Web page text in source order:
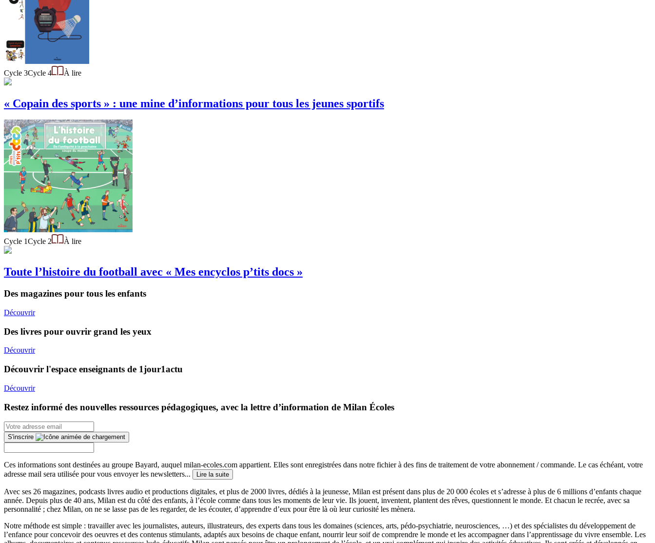
Cycle 3Cycle 4 À lire
« Copain des sports » : une mine d’informations pour tous les jeunes sportifs
Cycle 1Cycle 2 À lire
Toute l’histoire du football avec « Mes encyclos p’tits docs »
Des magazines pour tous les enfants
Découvrir
Des livres pour ouvrir grand les yeux
Découvrir
Découvrir l'espace enseignants de 1jour1actu
Découvrir
Restez informé des nouvelles ressources pédagogiques, avec la lettre d’information de Milan Écoles
S'inscrire
Ces informations sont destinées au groupe Bayard, auquel milan-ecoles.com appartient. Elles sont enregistrées dans notre fichier à des fins de traitement de votre abonnement / commande. Le cas échéant, votre
adresse mail sera utilisée pour vous envoyer les newsletters...
Lire la suite
Avec ses 26 magazines, podcasts livres audio et productions digitales, et plus de 2000 livres, dédiés à la jeunesse, Milan est présent dans plus de 20 000 écoles et s’adresse à plus de 6 millions d’enfants chaque
année. Depuis plus de 40 ans, Milan est du côté des enfants, à l’école comme dans tous les moments de leur vie. Ils jouent, inventent, plantent des rêves, questionnent le monde. Et chacun le recrée, avec sa
personnalité ; chez Milan, on ne se lasse pas de les regarder, de les écouter, d’apprendre d’eux pour être là où leur curiosité les mènera.
Notre méthode est simple : travailler avec les journalistes, auteurs, illustrateurs, des experts dans tous les domaines (sciences, arts, pédo-psychiatrie, neurosciences, …) et des spécialistes du développement de
l’enfance pour concevoir des oeuvres et des contenus stimulants, adaptés aux besoins de chaque enfant, nourrir leur soif de comprendre le monde et les accompagner dans l’apprentissage du vivre ensemble. Les